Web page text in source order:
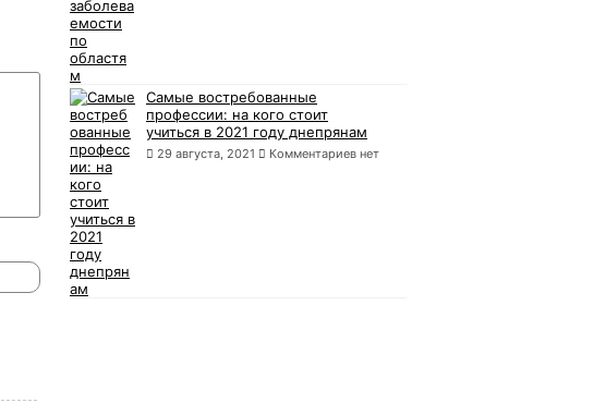
Самые востребованные
профессии: на кого стоит
учиться в 2021 году днепрянам
29 августа, 2021 Комментариев нет